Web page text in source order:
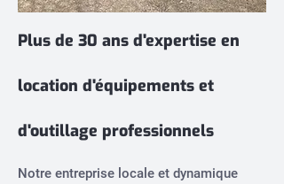
Plus de 30 ans d'expertise en
location d'équipements et
d'outillage professionnels
Notre entreprise locale et dynamique